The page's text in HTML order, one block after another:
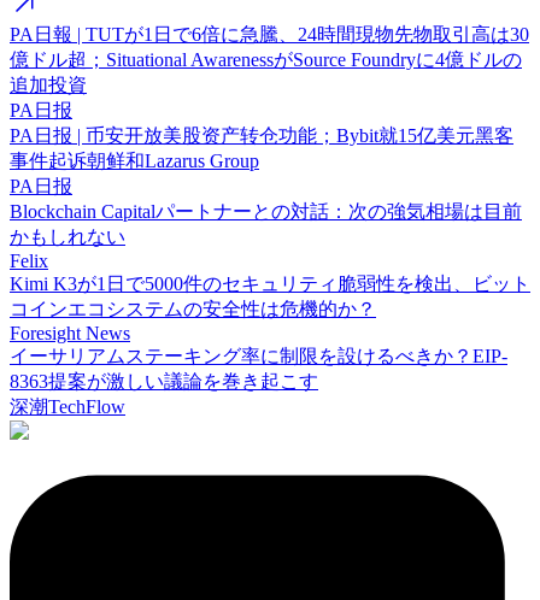
PA日報 | TUTが1日で6倍に急騰、24時間現物先物取引高は30
億ドル超；Situational AwarenessがSource Foundryに4億ドルの
追加投資
PA日报
PA日报 | 币安开放美股资产转仓功能；Bybit就15亿美元黑客
事件起诉朝鲜和Lazarus Group
PA日报
Blockchain Capitalパートナーとの対話：次の強気相場は目前
かもしれない
Felix
Kimi K3が1日で5000件のセキュリティ脆弱性を検出、ビット
コインエコシステムの安全性は危機的か？
Foresight News
イーサリアムステーキング率に制限を設けるべきか？EIP-
8363提案が激しい議論を巻き起こす
深潮TechFlow